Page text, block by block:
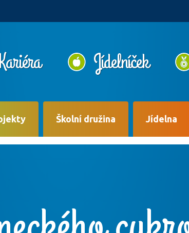
Jídelníček
Školní družina Jídelna